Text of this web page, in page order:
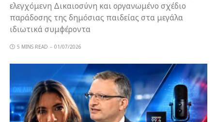
ελεγχόμενη Δικαιοσύνη και οργανωμένο σχέδιο
παράδοσης της δημόσιας παιδείας στα μεγάλα
ιδιωτικά συμφέροντα
5 MINS READ 01/07/2026